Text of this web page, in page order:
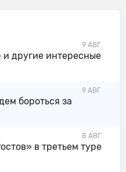
9 АВГ
другие интересные
9 АВГ
бороться за
8 АВГ
в третьем туре